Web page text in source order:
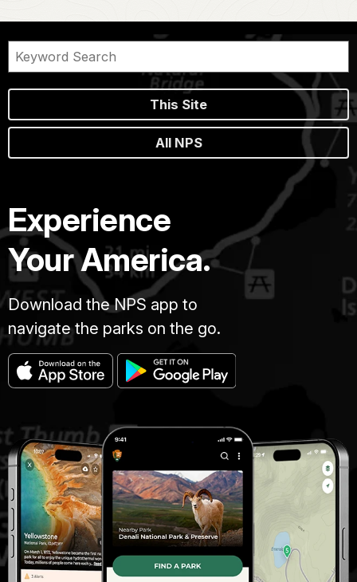
This Site
All NPS
Experience
Your America.
Download the NPS app to
navigate the parks on the go.